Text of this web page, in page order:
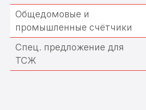
Общедомовые и
промышленные счётчики
Спец. предложение для
ТСЖ
Поверка счетчиков воды